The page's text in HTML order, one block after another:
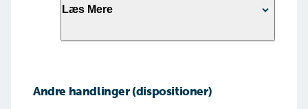
regnskabsføring, herunder momsregnskab
den mindreåriges seneste årsopgørelse fra
Læs Mere
Friholdelseserklæring underskrevet af begge
Andre handlinger (dispositioner)